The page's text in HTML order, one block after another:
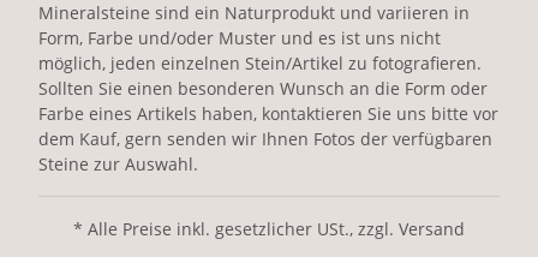
Mineralsteine sind ein Naturprodukt und variieren in
Form, Farbe und/oder Muster und es ist uns nicht
möglich, jeden einzelnen Stein/Artikel zu fotografieren.
Sollten Sie einen besonderen Wunsch an die Form oder
Farbe eines Artikels haben, kontaktieren Sie uns bitte vor
dem Kauf, gern senden wir Ihnen Fotos der verfügbaren
Steine zur Auswahl.
* Alle Preise inkl. gesetzlicher USt., zzgl. Versand